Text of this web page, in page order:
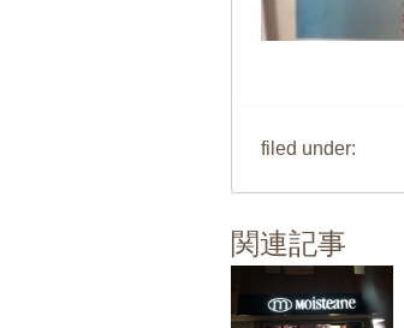
filed under:
関連記事